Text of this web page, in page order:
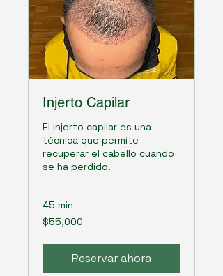
Injerto Capilar
El injerto capilar es una
técnica que permite
recuperar el cabello cuando
se ha perdido.
45 min
55,000
pesos
$55,000
Reservar ahora